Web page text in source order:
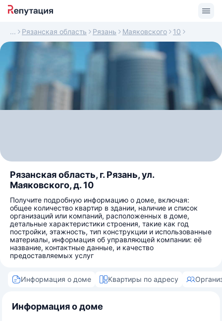
Рязанская область Рязань Маяковского 10
Рязанская область, г. Рязань, ул.
Маяковского, д. 10
Получите подробную информацию о доме, включая:
общее количество квартир в здании, наличие и список
организаций или компаний, расположенных в доме,
детальные характеристики строения, такие как год
постройки, этажность, тип конструкции и использованные
материалы, информация об управляющей компании: её
название, контактные данные, и качество
предоставляемых услуг
Информация о доме Квартиры по адресу
Информация о доме